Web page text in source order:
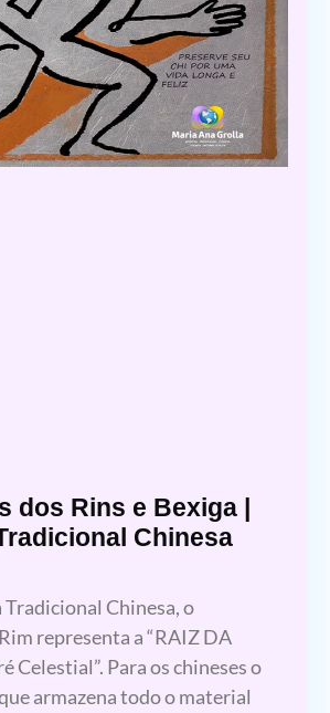
dos Rins e Bexiga |
Chinesa
Chinesa, o
representa a “RAIZ DA
Celestial”. Para os chineses o
armazena todo o material